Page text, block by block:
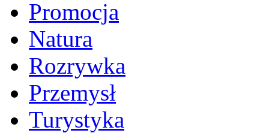
Promocja
Natura
Rozrywka
Przemysł
Turystyka